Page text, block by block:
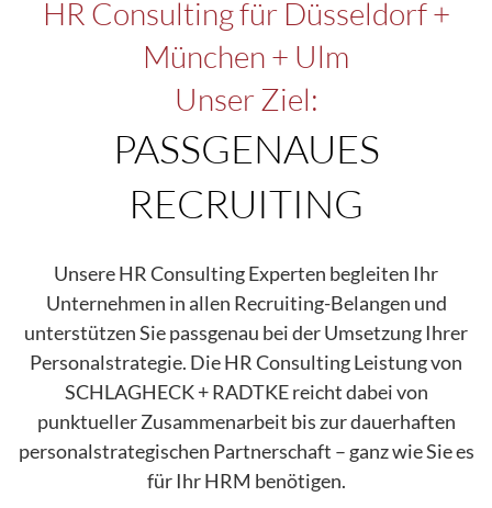
HR Consulting für Düsseldorf +
München + Ulm
Unser Ziel:
PASSGENAUES
RECRUITING
Unsere HR Consulting Experten begleiten Ihr
Unternehmen in allen Recruiting-Belangen und
unterstützen Sie passgenau bei der Umsetzung Ihrer
Personalstrategie. Die HR Consulting Leistung von
SCHLAGHECK + RADTKE reicht dabei von
punktueller Zusammenarbeit bis zur dauerhaften
personalstrategischen Partnerschaft – ganz wie Sie es
für Ihr HRM benötigen.